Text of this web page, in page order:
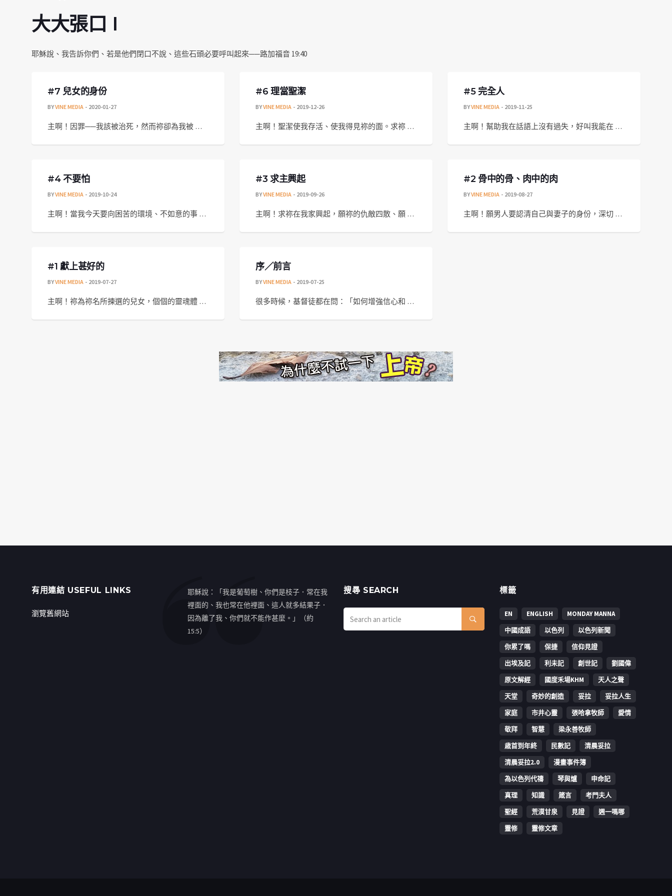
大大張口 I
耶穌說、我告訴你們、若是他們閉口不說、這些石頭必要呼叫起來──路加福音 19:40
#7 兒女的身份
BYVINE MEDIA 2020-01-27
主啊！因罪──我該被治死，然而祢卻為我被 …
#6 理當聖潔
BYVINE MEDIA 2019-12-26
主啊！聖潔使我存活、使我得見祢的面。求祢 …
#5 完全人
BYVINE MEDIA 2019-11-25
主啊！幫助我在話語上沒有過失，好叫我能在 …
#4 不要怕
BYVINE MEDIA 2019-10-24
主啊！當我今天要向困苦的環境、不如意的事 …
#3 求主興起
BYVINE MEDIA 2019-09-26
主啊！求祢在我家興起，願祢的仇敵四散、願 …
#2 骨中的骨、肉中的肉
BYVINE MEDIA 2019-08-27
主啊！願男人要認清自己與妻子的身份，深切 …
#1 獻上甚好的
BYVINE MEDIA 2019-07-27
主啊！祢為祢名所揀選的兒女，個個的靈魂體 …
序／前言
BYVINE MEDIA 2019-07-25
很多時候，基督徒都在問：「如何增強信心和 …
有用連結 USEFUL LINKS
瀏覽舊網站
耶穌說：「我是葡萄樹、你們是枝子．常在我
裡面的、我也常在他裡面、這人就多結果子．
因為離了我、你們就不能作甚麼。」（約
15:5）
搜㝷 SEARCH 標籤
EN ENGLISH
MONDAY MANNA
中國成語
以色列
以色列新聞
你累了嗎
保捷
信仰見證
出埃及記
利未記 創世記
劉國偉
原文解經
國度禾場KHM
天人之聲
天堂
奇妙的創造 妥拉
妥拉人生
家庭
市井心靈 張哈拿牧師
愛情
敬拜
智慧
梁永善牧師
歳首到年終
民數記
清晨妥拉
清晨妥拉2.0
漫畫事件簿
為以色列代禱
琴與爐
申命記
真理
知識 箴言
考門夫人
聖經
荒漠甘泉 見證
週一嗎哪
靈修
靈修文章